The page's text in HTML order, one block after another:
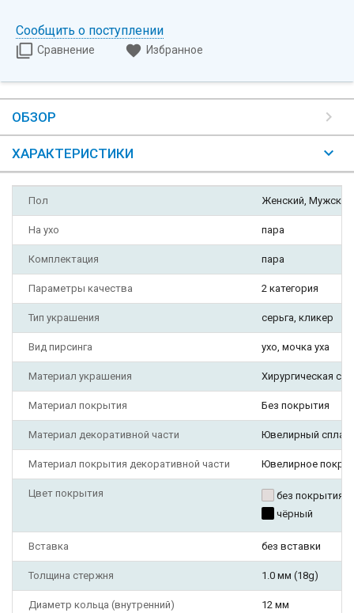
Сообщить о поступлении
Сравнение Избранное
ОБЗОР
ХАРАКТЕРИСТИКИ
Пол Женский, Мужской
На ухо пара
Комплектация пара
Параметры качества 2 категория
Тип украшения серьга, кликер
Вид пирсинга ухо, мочка уха
Материал украшения Хирургическая
Материал покрытия Без покрытия
Материал декоративной части Ювелирный сплав
Материал покрытия декоративной части Ювелирное
Цвет покрытия
без покрытия
чёрный
Вставка без вставки
Толщина стержня 1.0 мм (18g)
Диаметр кольца (внутренний) 12 мм